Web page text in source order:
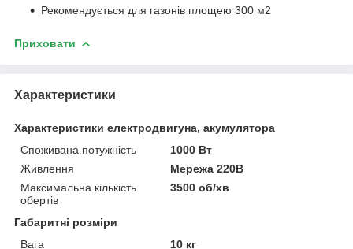
Рекомендується для газонів площею 300 м2
Приховати
Характеристики
Характеристики електродвигуна, акумулятора
Споживана потужність
1000 Вт
Живлення
Мережа 220В
Максимальна кількість
обертів
3500 об/хв
Габаритні розміри
Вага
10 кг